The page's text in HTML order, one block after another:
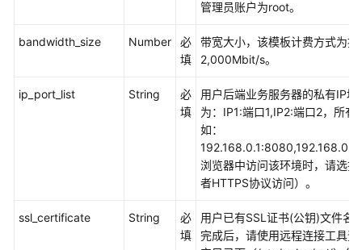
库
云
管理员账户为root。
bandwidth_size Number
必
填
带宽大小，该模板计费方式为
2,000Mbit/s。
ip_port_list String
必
填
用户后端业务服务器的私有IP
为：IP1:端口1,IP2:端口2，所
如：
浏览器中访问该环境时，请选
者HTTPS协议访问）。
ssl_certificate String
必
填
用户已有SSL证书(公钥)文件名
完成后，请使用远程连接工具